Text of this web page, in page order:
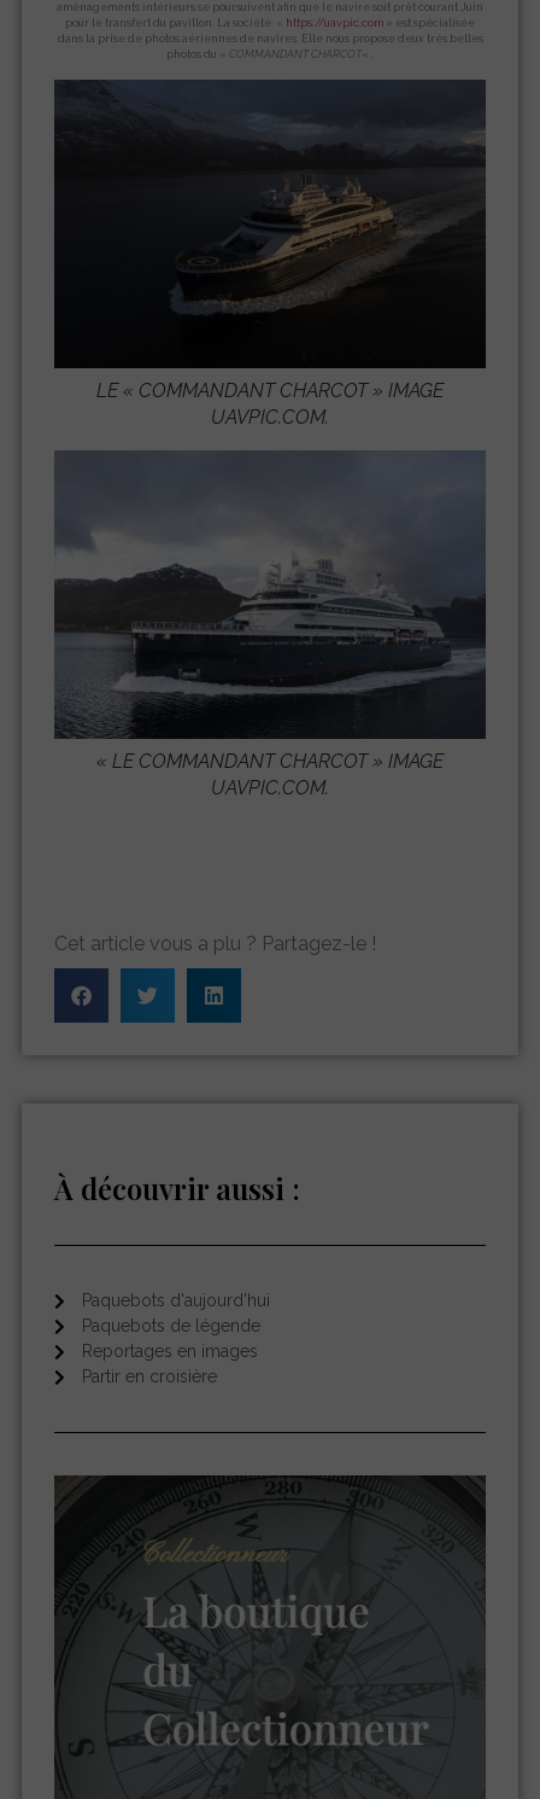
aménagements intérieurs se poursuivent afin que le navire soit prêt courant Juin
pour le transfert du pavillon. La société: «
https://uavpic.com » est spécialisée
dans la prise de photos aériennes de navires. Elle nous propose deux très belles
photos du « COMMANDANT CHARCOT« .
LE « COMMANDANT CHARCOT» IMAGE
UAVPIC.COM.
« LE COMMANDANT CHARCOT » IMAGE
UAVPIC.COM.
Cet article vous a plu ? Partagez-le !
À découvrir aussi :
Paquebots d'aujourd'hui
Paquebots de légende
Reportages en images
Partir en croisière